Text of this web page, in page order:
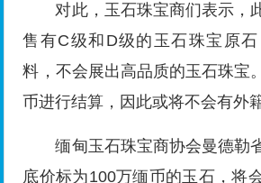
对此，玉石珠宝商们表示，
售有C级和D级的玉石珠宝原石
料，不会展出高品质的玉石珠宝
币进行结算，因此或将不会有外
缅甸玉石珠宝商协会曼德勒
底价标为100万缅币的玉石，将